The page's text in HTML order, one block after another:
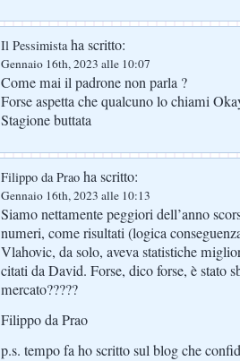
Il Pessimistaha scritto:
Gennaio 16th, 2023 alle 10:07
Come mai il padrone non parla ?
Forse aspetta che qualcuno lo chiami
Stagione buttata
Filippo da Prao ha scritto:
Gennaio 16th, 2023 alle 10:13
Siamo nettamente peggiori dell’anno
numeri, come risultati (logica
Vlahovic, da solo, aveva statistiche
citati da David. Forse, dico forse, è stato
mercato?????
Filippo da Prao
p.s. tempo fa ho scritto sul blog che